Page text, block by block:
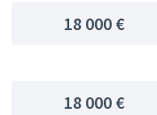
18 000 €
18 000 €